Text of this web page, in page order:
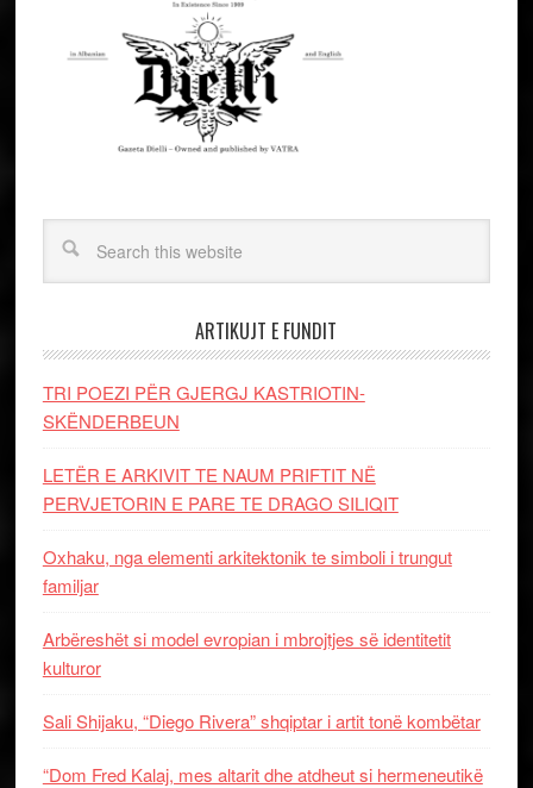
ARTIKUJT E FUNDIT
TRI POEZI PËR GJERGJ KASTRIOTIN-
SKËNDERBEUN
LETËR E ARKIVIT TE NAUM PRIFTIT NË
PERVJETORIN E PARE TE DRAGO SILIQIT
Oxhaku, nga elementi arkitektonik te simboli i trungut
familjar
Arbëreshët si model evropian i mbrojtjes së identitetit
kulturor
Sali Shijaku, “Diego Rivera” shqiptar i artit tonë kombëtar
“Dom Fred Kalaj, mes altarit dhe atdheut si hermeneutikë